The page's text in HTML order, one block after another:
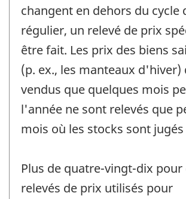
changent en dehors du cycle
régulier, un relevé de prix
être fait. Les prix des biens
(p. ex., les manteaux d'hiver)
vendus que quelques mois
l'année ne sont relevés que
mois où les stocks sont
Plus de quatre-vingt-dix pour
relevés de prix utilisés pour